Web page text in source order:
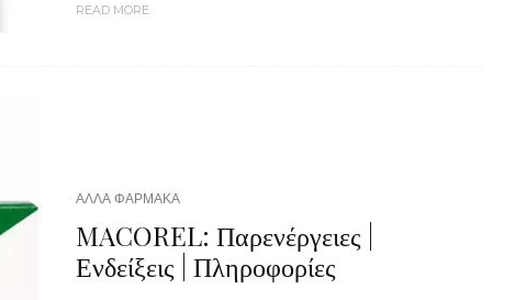
READ MORE
ΑΛΛΑ ΦΑΡΜΑΚΑ
MACOREL: Παρενέργειες |
Ενδείξεις | Πληροφορίες